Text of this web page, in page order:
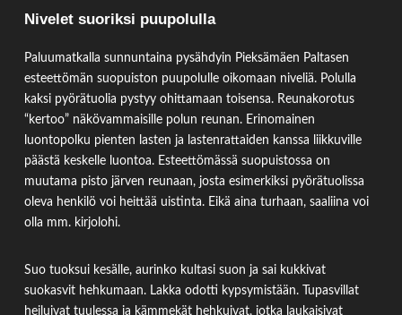
Nivelet suoriksi puupolulla
Paluumatkalla sunnuntaina pysähdyin Pieksämäen Paltasen
esteettömän suopuiston puupolulle oikomaan niveliä. Polulla
kaksi pyörätuolia pystyy ohittamaan toisensa. Reunakorotus
“kertoo” näkövammaisille polun reunan. Erinomainen
luontopolku pienten lasten ja lastenrattaiden kanssa liikkuville
päästä keskelle luontoa. Esteettömässä suopuistossa on
muutama pisto järven reunaan, josta esimerkiksi pyörätuolissa
oleva henkilö voi heittää uistinta. Eikä aina turhaan, saaliina voi
olla mm. kirjolohi.
Suo tuoksui kesälle, aurinko kultasi suon ja sai kukkivat
suokasvit hehkumaan. Lakka odotti kypsymistään. Tupasvillat
heiluivat tuulessa ja kämmekät hehkuivat, jotka laukaisivat